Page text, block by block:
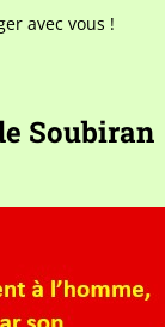
avec vous !
Soubiran